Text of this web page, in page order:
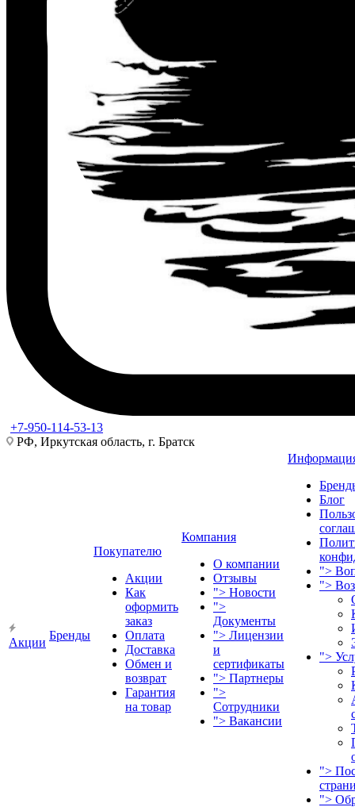
+7-950-114-53-13
РФ, Иркутская область, г. Братск
Акции
Бренды
Покупателю
Акции
Как
оформить
заказ
Оплата
Доставка
Обмен и
возврат
Гарантия
на товар
Компания
О компании
Отзывы
"> Новости
">
Документы
"> Лицензии
и
сертификаты
"> Партнеры
">
Сотрудники
"> Вакансии
Блог
">
">
">
">
">